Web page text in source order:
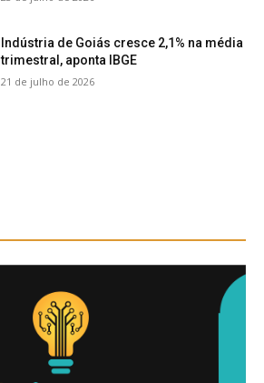
Indústria de Goiás cresce 2,1% na média
trimestral, aponta IBGE
21 de julho de 2026